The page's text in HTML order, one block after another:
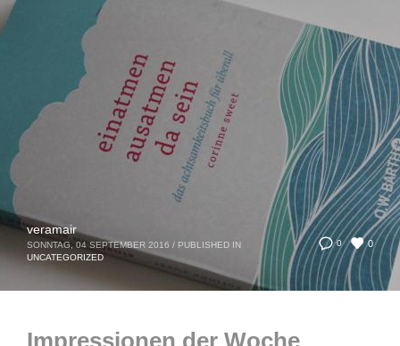
0 0
veramair
SONNTAG, 04 SEPTEMBER 2016 / PUBLISHED IN
UNCATEGORIZED
Impressionen der Woche